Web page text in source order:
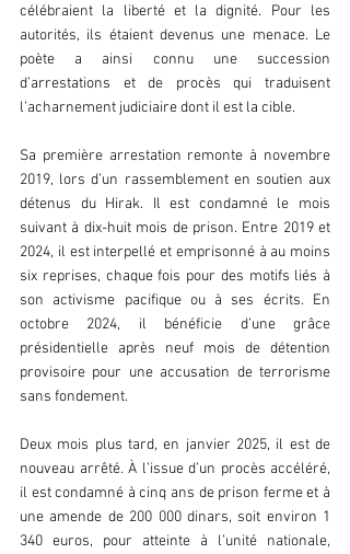
célébraient la liberté et la dignité. Pour les
autorités, ils étaient devenus une menace. Le
poète a ainsi connu une succession
d’arrestations et de procès qui traduisent
l’acharnement judiciaire dont il est la cible.
Sa première arrestation remonte à novembre
2019, lors d’un rassemblement en soutien aux
détenus du Hirak. Il est condamné le mois
suivant à dix-huit mois de prison. Entre 2019 et
2024, il est interpellé et emprisonné à au moins
six reprises, chaque fois pour des motifs liés à
son activisme pacifique ou à ses écrits. En
octobre 2024, il bénéficie d’une grâce
présidentielle après neuf mois de détention
provisoire pour une accusation de terrorisme
sans fondement.
Deux mois plus tard, en janvier 2025, il est de
nouveau arrêté. À l’issue d’un procès accéléré,
il est condamné à cinq ans de prison ferme et à
une amende de 200 000 dinars, soit environ 1
340 euros, pour atteinte à l’unité nationale,